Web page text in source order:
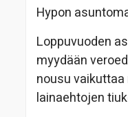
Hypon
Loppuvuoden
myydään
nousu
lainaehtojen